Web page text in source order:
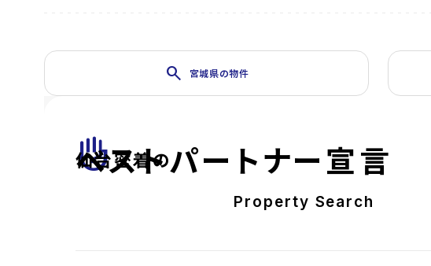
search 宮城県の物件
front_hand
仙台密着の
ベストパートナー宣言
Property Search